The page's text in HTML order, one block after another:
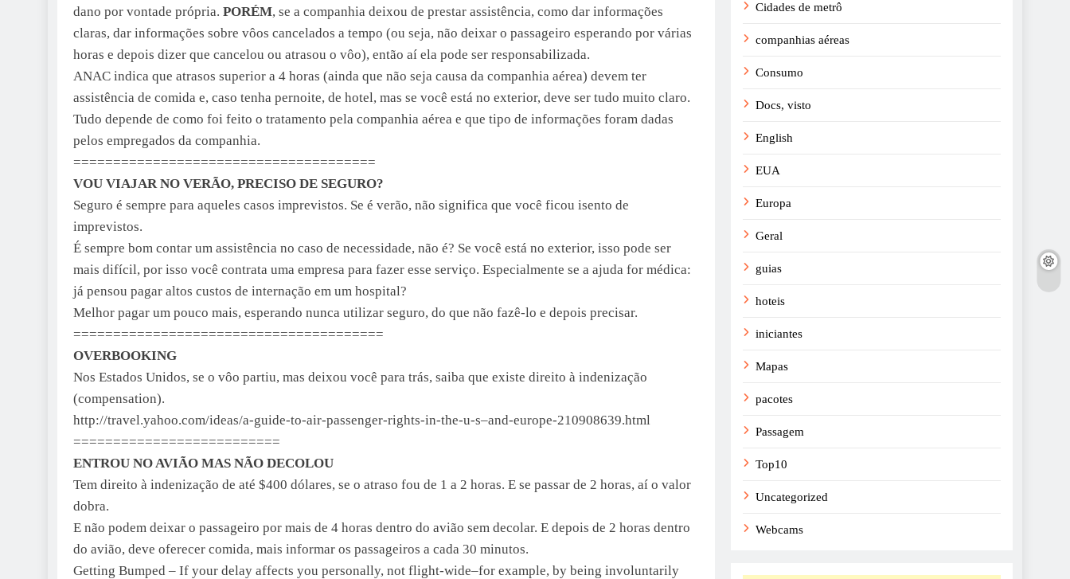
dano por vontade própria. PORÉM, se a companhia deixou de prestar assistência, como dar informações
claras, dar informações sobre vôos cancelados a tempo (ou seja, não deixar o passageiro esperando por várias
horas e depois dizer que cancelou ou atrasou o vôo), então aí ela pode ser responsabilizada.
ANAC indica que atrasos superior a 4 horas (ainda que não seja causa da companhia aérea) devem ter
assistência de comida e, caso tenha pernoite, de hotel, mas se você está no exterior, deve ser tudo muito claro.
Tudo depende de como foi feito o tratamento pela companhia aérea e que tipo de informações foram dadas
pelos empregados da companhia.
======================================
VOU VIAJAR NO VERÃO, PRECISO DE SEGURO?
Seguro é sempre para aqueles casos imprevistos. Se é verão, não significa que você ficou isento de
imprevistos.
É sempre bom contar um assistência no caso de necessidade, não é? Se você está no exterior, isso pode ser
mais difícil, por isso você contrata uma empresa para fazer esse serviço. Especialmente se a ajuda for médica:
já pensou pagar altos custos de internação em um hospital?
Melhor pagar um pouco mais, esperando nunca utilizar seguro, do que não fazê-lo e depois precisar.
=======================================
OVERBOOKING
Nos Estados Unidos, se o vôo partiu, mas deixou você para trás, saiba que existe direito à indenização
(compensation).
http://travel.yahoo.com/ideas/a-guide-to-air-passenger-rights-in-the-u-s–and-europe-210908639.html
==========================
ENTROU NO AVIÃO MAS NÃO DECOLOU
Tem direito à indenização de até $400 dólares, se o atraso fou de 1 a 2 horas. E se passar de 2 horas, aí o valor
dobra.
E não podem deixar o passageiro por mais de 4 horas dentro do avião sem decolar. E depois de 2 horas dentro
do avião, deve oferecer comida, mais informar os passageiros a cada 30 minutos.
Getting Bumped – If your delay affects you personally, not flight-wide–for example, by being involuntarily
Cidades de metrô
companhias aéreas
Consumo
Docs, visto
English
EUA
Europa
Geral
guias
hoteis
iniciantes
Mapas
pacotes
Passagem
Top10
Uncategorized
Webcams